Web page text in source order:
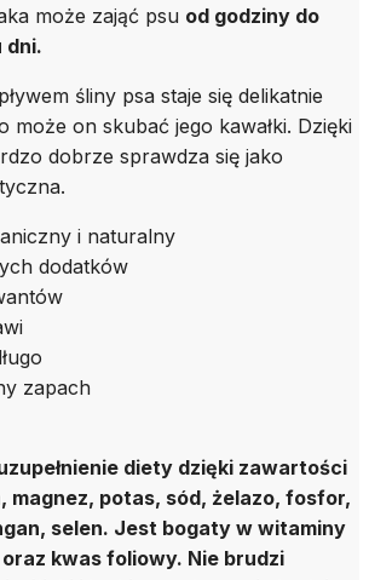
może zająć psu od godziny do
dni.
śliny psa staje się delikatnie
może on skubać jego kawałki. Dzięki
dobrze sprawdza się jako
i naturalny
dodatków
zapach
diety dzięki zawartości
magnez, potas, sód, żelazo, fosfor,
selen. Jest bogaty w witaminy
oraz kwas foliowy. Nie brudzi